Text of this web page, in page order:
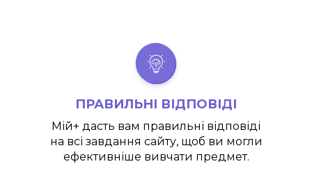
ПРАВИЛЬНІ ВІДПОВІДІ
Мій+ дасть вам правильні відповіді
на всі завдання сайту, щоб ви могли
ефективніше вивчати предмет.